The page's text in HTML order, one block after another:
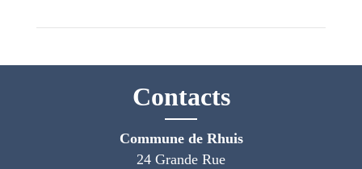
Contacts
Commune de Rhuis
24 Grande Rue